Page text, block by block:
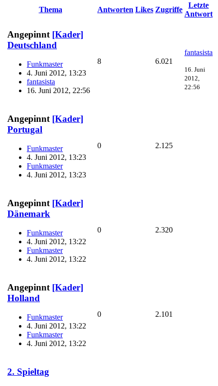
Thema Antworten Likes Zugriffe
Letzte
Antwort
Angepinnt [Kader]
Deutschland
Funkmaster
4. Juni 2012, 13:23
fantasista
16. Juni 2012, 22:56
8 6.021
fantasista
16. Juni
2012,
22:56
Angepinnt [Kader]
Portugal
Funkmaster
4. Juni 2012, 13:23
Funkmaster
4. Juni 2012, 13:23
0 2.125
Angepinnt [Kader]
Dänemark
Funkmaster
4. Juni 2012, 13:22
Funkmaster
4. Juni 2012, 13:22
0 2.320
Angepinnt [Kader]
Holland
Funkmaster
4. Juni 2012, 13:22
Funkmaster
4. Juni 2012, 13:22
0 2.101
2. Spieltag